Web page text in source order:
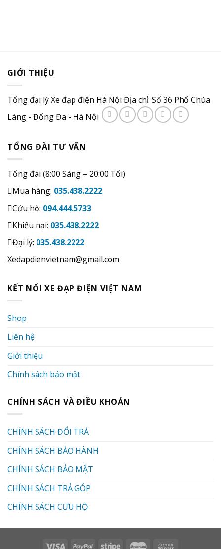
GIỚI THIỆU
Tổng đại lý Xe đạp điện Hà Nội Địa chỉ: Số 36 Phố Chùa
Láng - Đống Đa - Hà Nội
TỔNG ĐÀI TƯ VẤN
Tổng đài (8:00 Sáng – 20:00 Tối)
Mua hàng: 035.438.2222
Cứu hộ: 094.444.5733
Khiếu nại: 035.438.2222
Đại lý: 035.438.2222
Xedapdienvietnam@gmail.com
KẾT NỐI XE ĐẠP ĐIỆN VIỆT NAM
Shop
Liên hệ
Giới thiệu
Chính sách bảo mật
CHÍNH SÁCH VÀ ĐIỀU KHOẢN
CHÍNH SÁCH ĐỔI TRẢ
CHÍNH SÁCH BẢO HÀNH
CHÍNH SÁCH BẢO MẬT
CHÍNH SÁCH TRẢ GÓP
CHÍNH SÁCH CỨU HỘ